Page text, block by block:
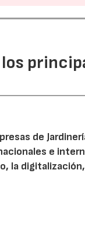
los
de
e
la